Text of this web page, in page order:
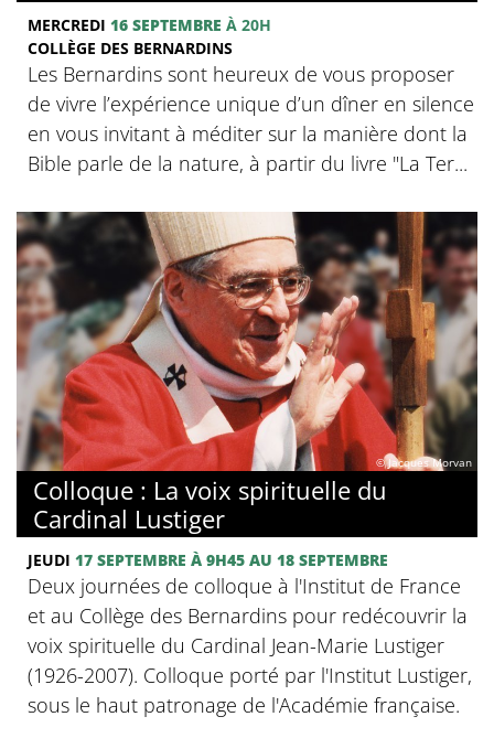
MERCREDI 16 SEPTEMBRE À 20H
COLLÈGE DES BERNARDINS
Les Bernardins sont heureux de vous proposer
de vivre l’expérience unique d’un dîner en silence
en vous invitant à méditer sur la manière dont la
Bible parle de la nature, à partir du livre "La Ter...
© Jacques Morvan
Colloque : La voix spirituelle du
Cardinal Lustiger
JEUDI 17 SEPTEMBRE À 9H45 AU 18 SEPTEMBRE
Deux journées de colloque à l'Institut de France
et au Collège des Bernardins pour redécouvrir la
voix spirituelle du Cardinal Jean-Marie Lustiger
(1926-2007). Colloque porté par l'Institut Lustiger,
sous le haut patronage de l'Académie française.